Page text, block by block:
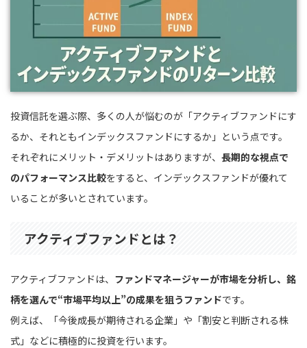
投資信託を選ぶ際、多くの人が悩むのが「アクティブファンドにす
るか、それともインデックスファンドにするか」という点です。
それぞれにメリット・デメリットはありますが、 長期的な視点で
のパフォーマンス比較をすると、インデックスファンドが優れて
いることが多いとされています。
アクティブファンドとは？
アクティブファンドは、 ファンドマネージャーが市場を分析し、銘
柄を選んで“市場平均以上”の成果を狙うファンドです。
例えば、「今後成長が期待される企業」や「割安と判断される株
式」などに積極的に投資を行います。